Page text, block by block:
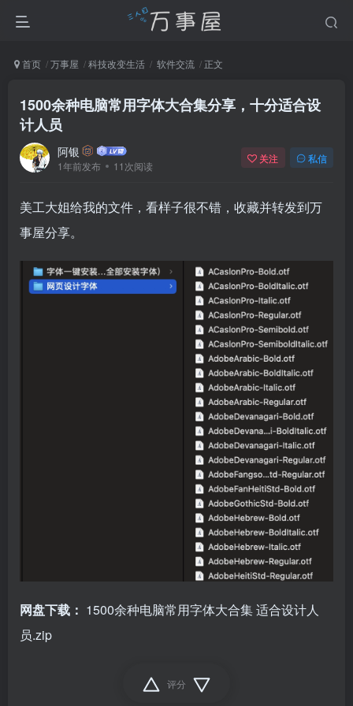
首页 万事屋 科技改变生活 软件交流 正文
1500余种电脑常用字体大合集分享，十分适合设
计人员
阿银
1年前发布 11次阅读
关注 私信
美工大姐给我的文件，看样子很不错，收藏并转发到万
事屋分享。
网盘下载： 1500余种电脑常用字体大合集 适合设计人
员.zip
评分